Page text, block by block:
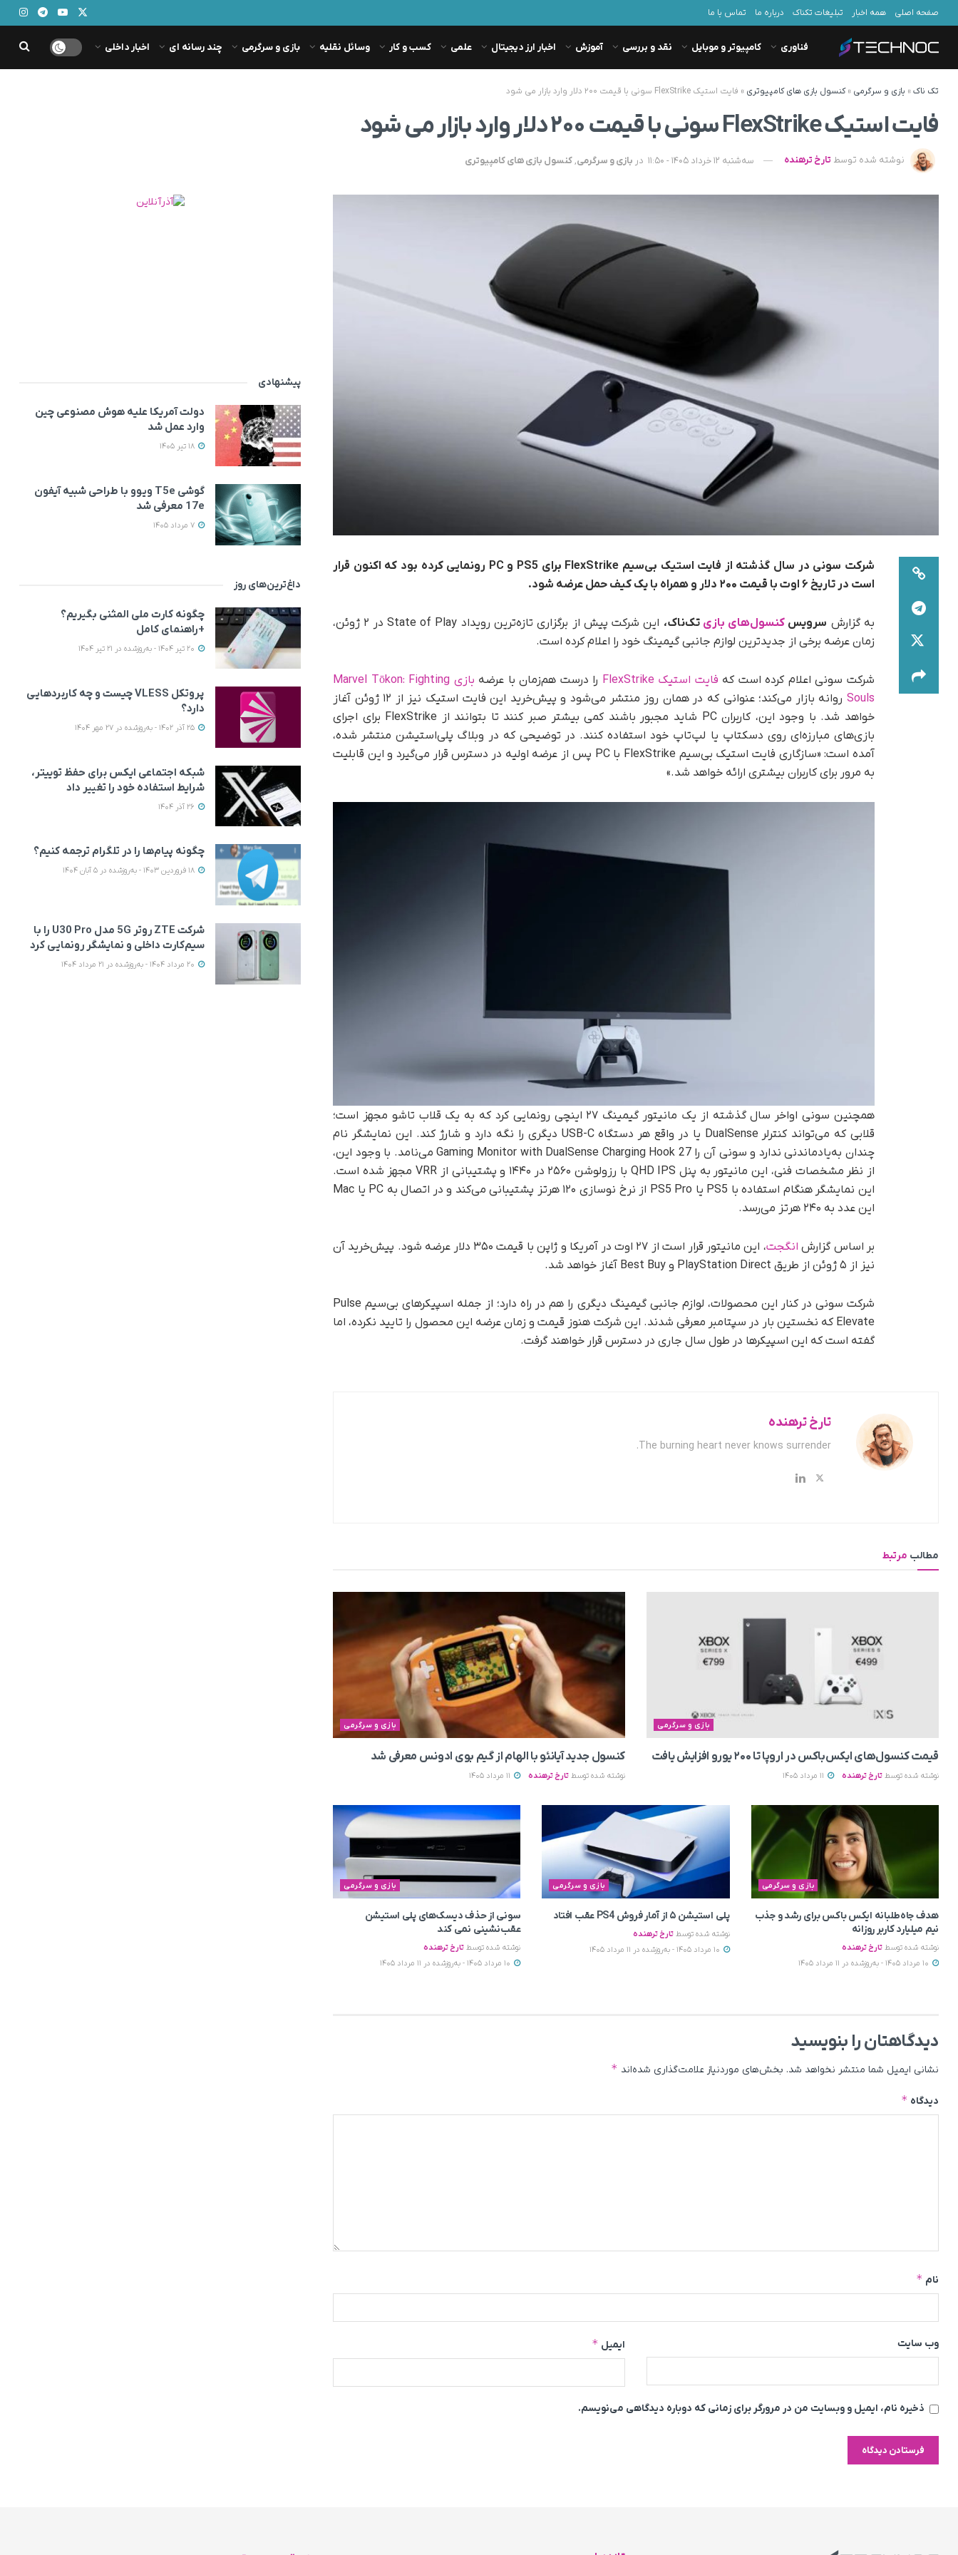
صفحه اصلی همه اخبار تبلیغات تکناک درباره ما تماس با ما
فناوری کامپیوتر و موبایل نقد و بررسی آموزش اخبار ارز دیجیتال علمی کسب و کار وسائل نقلیه بازی و سرگرمی چند رسانه ای اخبار داخلی
تک ناک» بازی و سرگرمی »کنسول بازی های کامپیوتری » فایت استیک FlexStrike سونی با قیمت ۲۰۰ دلار وارد بازار می‌ شود
فایت استیک FlexStrike سونی با قیمت ۲۰۰ دلار وارد بازار می‌ شود
نوشته شده توسط تارخ ترهنده سه‌شنبه 12 خرداد 1405 - 11:50 در بازی و سرگرمی,کنسول بازی های کامپیوتری
شرکت سونی در سال گذشته از فایت استیک بی‌سیم FlexStrike برای PS5 و PC رونمایی کرده بود که اکنون قرار
است در تاریخ ۶ اوت با قیمت ۲۰۰ دلار و همراه با یک کیف حمل عرضه شود.
به گزارش سرویس کنسول‌های بازیتک‌ناک،
این شرکت پیش از برگزاری تازه‌ترین رویداد State of Play در ۲ ژوئن،
زمان عرضه برخی از جدیدترین لوازم جانبی گیمینگ خود را اعلام کرده است.
شرکت سونی اعلام کرده است که فایت استیک FlexStrike را درست هم‌زمان با عرضه
بازی Marvel Tōkon: Fighting
Souls
روانه بازار می‌کند؛ عنوانی که در همان روز منتشر می‌شود و پیش‌خرید این فایت استیک نیز از ۱۲ ژوئن آغاز
خواهد شد. با وجود این، کاربران PC شاید مجبور باشند کمی بیشتر صبر کنند تا بتوانند از FlexStrike برای اجرای
بازی‌های مبارزه‌ای روی دسکتاپ یا لپ‌تاپ خود استفاده کنند. در توضیحی که در وبلاگ پلی‌استیشن منتشر شده،
آمده است: «سازگاری فایت‌ استیک بی‌سیم FlexStrike با PC پس از عرضه اولیه در دسترس قرار می‌گیرد و این قابلیت
به مرور برای کاربران بیشتری ارائه خواهد شد.»
همچنین سونی اواخر سال گذشته از یک مانیتور گیمینگ ۲۷ اینچی رونمایی کرد که به یک قلاب تاشو مجهز است؛
قلابی که می‌تواند کنترلر DualSense یا در واقع هر دستگاه USB-C دیگری را نگه دارد و شارژ کند. این نمایشگر نام
چندان به‌یادماندنی‌ ندارد و سونی آن را 27 Gaming Monitor with DualSense Charging Hook می‌نامد. با وجود این،
از نظر مشخصات فنی، این مانیتور به پنل QHD IPS با رزولوشن ۲۵۶۰ در ۱۴۴۰ و پشتیبانی از VRR مجهز شده است.
این نمایشگر هنگام استفاده با PS5 یا PS5 Pro از نرخ نوسازی ۱۲۰ هرتز پشتیبانی می‌کند و در اتصال به PC یا Mac
این عدد به ۲۴۰ هرتز می‌رسد.
بر اساس گزارش انگجت
، این مانیتور قرار است از ۲۷ اوت در آمریکا و ژاپن با قیمت ۳۵۰ دلار عرضه شود. پیش‌خرید آن
نیز از ۵ ژوئن از طریق PlayStation Direct و Best Buy آغاز خواهد شد.
شرکت سونی در کنار این محصولات، لوازم جانبی گیمینگ دیگری را هم در راه دارد؛ از جمله اسپیکرهای بی‌سیم Pulse
Elevate که نخستین بار در سپتامبر معرفی شدند. این شرکت هنوز قیمت و زمان عرضه این محصول را تایید نکرده، اما
گفته است که این اسپیکرها در طول سال جاری در دسترس قرار خواهند گرفت.
تارخ ترهنده
The burning heart never knows surrender.
مطالب مرتبط
بازی و سرگرمی
قیمت کنسول‌های ایکس‌باکس در اروپا تا ۲۰۰ یورو افزایش یافت
نوشته شده توسط تارخ ترهنده
بازی و سرگرمی
کنسول جدید آیانئو با الهام از گیم بوی ادونس معرفی شد
نوشته شده توسط تارخ ترهنده
بازی و سرگرمی
هدف جاه‌طلبانه ایکس باکس برای رشد و جذب
نیم میلیارد کاربر روزانه
نوشته شده توسط تارخ ترهنده
بازی و سرگرمی
پلی استیشن ۵ از آمار فروش PS4 عقب افتاد
نوشته شده توسط تارخ ترهنده
بازی و سرگرمی
سونی از حذف دیسک‌های پلی استیشن
عقب‌نشینی نمی‌ کند
نوشته شده توسط تارخ ترهنده
دیدگاهتان را بنویسید
نشانی ایمیل شما منتشر نخواهد شد. بخش‌های موردنیاز علامت‌گذاری شده‌اند *
دیدگاه *
نام *
ایمیل * وب‌ سایت
ذخیره نام، ایمیل و وبسایت من در مرورگر برای زمانی که دوباره دیدگاهی می‌نویسم.
پیشنهادی
دولت آمریکا علیه هوش مصنوعی چین
وارد عمل شد
گوشی T5e ویوو با طراحی شبیه آیفون
17e معرفی شد
داغ‌ترین‌های روز
چگونه کارت ملی المثنی بگیریم؟
+راهنمای کامل
پروتکل VLESS چیست و چه کاربردهایی
دارد؟
شبکه اجتماعی ایکس برای حفظ توییتر،
شرایط استفاده خود را تغییر داد
چگونه پیام‌ها را در تلگرام ترجمه کنیم؟
شرکت ZTE روتر 5G مدل U30 Pro را با
سیم‌کارت داخلی و نمایشگر رونمایی کرد